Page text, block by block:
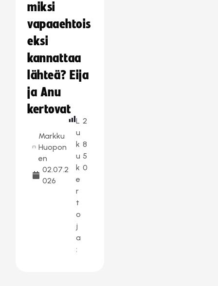
miksi
vapaaehtois
eksi
kannattaa
lähteä? Eija
ja Anu
kertovat
Markku
Huopon
en
02.07.2
026
L
u
k
u
k
e
r
t
o
j
a
:
2
8
5
0